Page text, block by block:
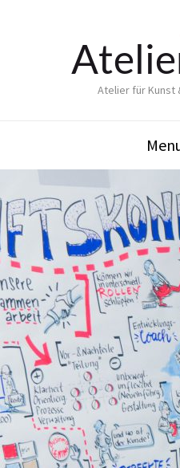
Atelier für Kunst